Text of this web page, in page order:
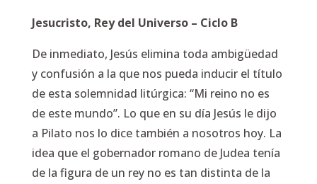
Jesucristo, Rey del Universo – Ciclo B
De inmediato, Jesús elimina toda ambigüedad
y confusión a la que nos pueda inducir el título
de esta solemnidad litúrgica: “Mi reino no es
de este mundo”. Lo que en su día Jesús le dijo
a Pilato nos lo dice también a nosotros hoy. La
idea que el gobernador romano de Judea tenía
de la figura de un rey no es tan distinta de la